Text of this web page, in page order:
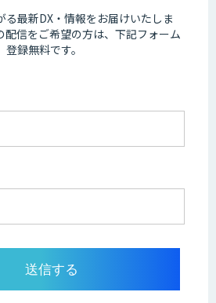
る最新DX・情報をお届けいたしま
配信をご希望の方は、下記フォーム
録無料です。